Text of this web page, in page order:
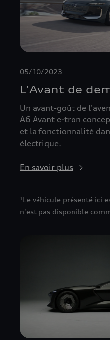
05/10/2023
L'Avant de
Un avant-goût de
A6 Avant e-tron
et la fonctionnalité
électrique.
En savoir plus
¹Le véhicule présenté ici
n'est pas disponible